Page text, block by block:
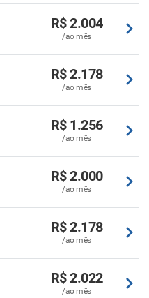
R$ 2.004
/ao mês
R$ 2.178
/ao mês
R$ 1.256
/ao mês
R$ 2.000
/ao mês
R$ 2.178
/ao mês
R$ 2.022
/ao mês